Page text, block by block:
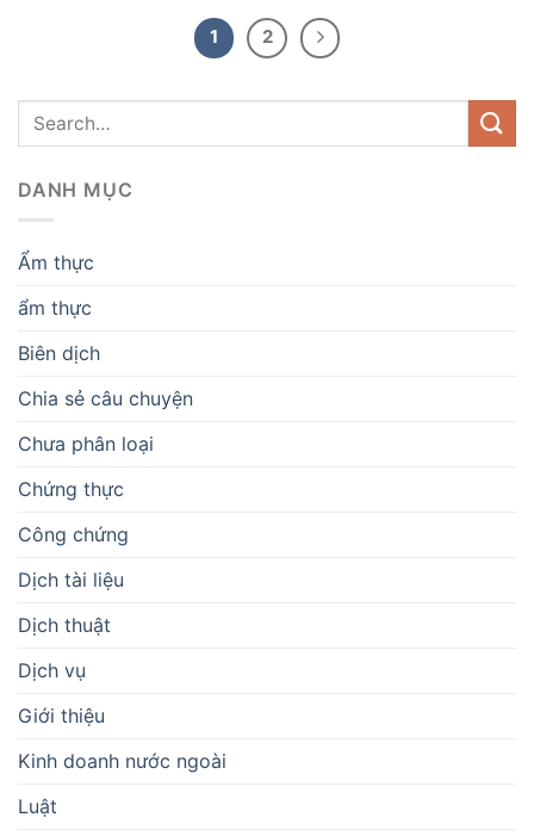
1 2
DANH MỤC
Ẩm thực
ẩm thực
Biên dịch
Chia sẻ câu chuyện
Chưa phân loại
Chứng thực
Công chứng
Dịch tài liệu
Dịch thuật
Dịch vụ
Giới thiệu
Kinh doanh nước ngoài
Luật